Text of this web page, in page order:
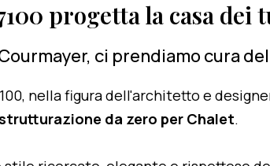
progetta la casa dei
ci prendiamo cura
nella figura dell'architetto e
da zero per Chalet.